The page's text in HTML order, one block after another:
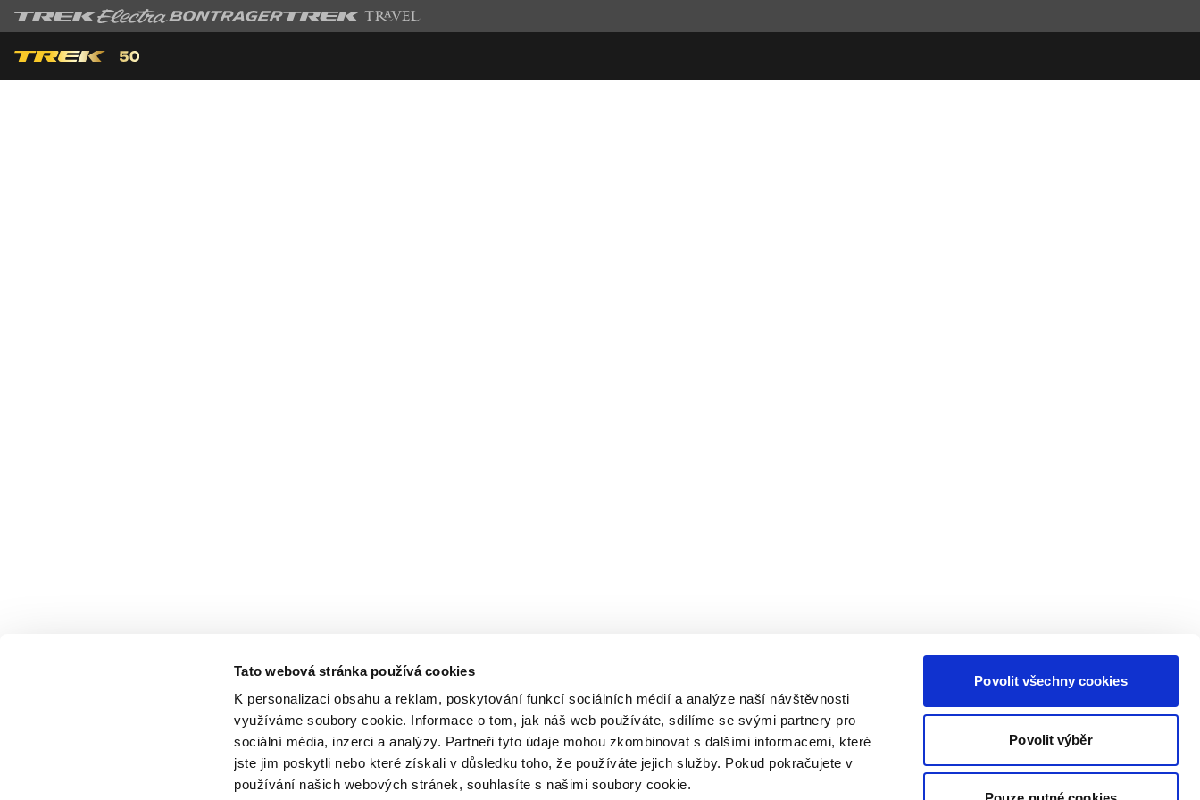
Tato webová stránka používá cookies
K personalizaci obsahu a reklam, poskytování funkcí sociálních médií a analýze naší návštěvnosti
využíváme soubory cookie. Informace o tom, jak náš web používáte, sdílíme se svými partnery pro
sociální média, inzerci a analýzy. Partneři tyto údaje mohou zkombinovat s dalšími informacemi, které
jste jim poskytli nebo které získali v důsledku toho, že používáte jejich služby. Pokud pokračujete v
používání našich webových stránek, souhlasíte s našimi soubory cookie.
Povolit všechny cookies
Povolit výběr